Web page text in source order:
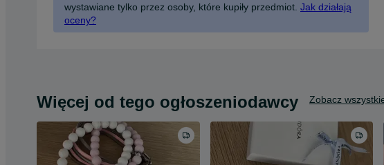
wystawiane tylko przez osoby, które kupiły przedmiot. Jak działają
oceny?
Więcej od tego ogłoszeniodawcy Zobacz